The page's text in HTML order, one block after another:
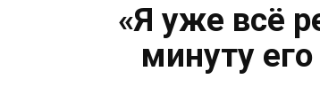
«Я уже всё
минуту